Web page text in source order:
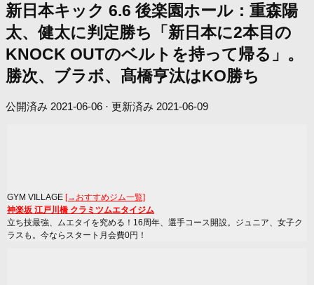
新日本キック 6.6 後楽園ホール：重森陽
太、健太に判定勝ち「新日本に2本目の
KNOCK OUTのベルトを持って帰る」。
勝次、ブラボ、髙橋亨汰はKO勝ち
公開済み 2021-06-06 · 更新済み 2021-06-09
GYM VILLAGE [→おすすめジム一覧]
神楽坂 江戸川橋 クラミツムエタイジム
立ち技最強、ムエタイを究める！16周年、選手コース開設。ジュニア、女子ク
ラスも。今ならスタート月会費0円！